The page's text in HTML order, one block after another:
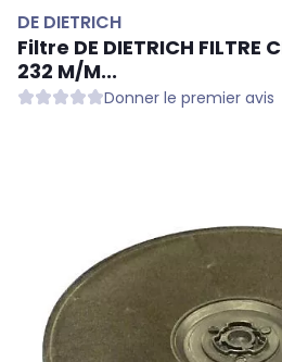
DE DIETRICH
Filtre DE DIETRICH FILTRE
232 M/M...
Donner le premier avis